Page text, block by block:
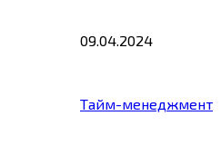
09.04.2024
Тайм-менеджмент